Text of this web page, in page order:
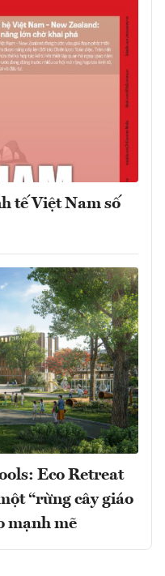
tế Việt Nam số
Eco Retreat
“rừng cây giáo
mạnh mẽ